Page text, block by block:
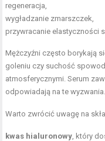
regeneracja,
wygładzanie zmarszczek,
przywracanie elastyczności
Mężczyźni często borykają
goleniu czy suchość
atmosferycznymi. Serum
odpowiadają na te wyzwania.
Warto zwrócić uwagę na
kwas hialuronowy , który